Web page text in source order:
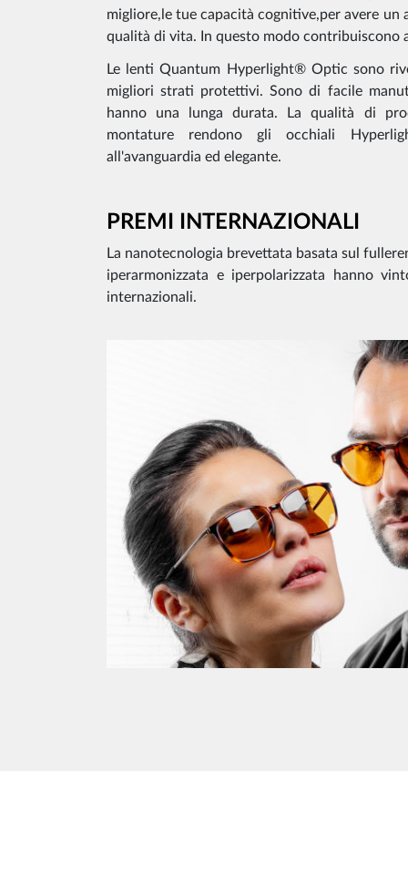
migliore,le tue capacità cognitive,per avere un
qualità di vita. In questo modo contribuiscono
Le lenti Quantum Hyperlight® Optic sono
migliori strati protettivi. Sono di facile
hanno una lunga durata. La qualità di
montature rendono gli occhiali
all'avanguardia ed elegante.
PREMI INTERNAZIONALI
La nanotecnologia brevettata basata sul
iperarmonizzata e iperpolarizzata hanno
internazionali.